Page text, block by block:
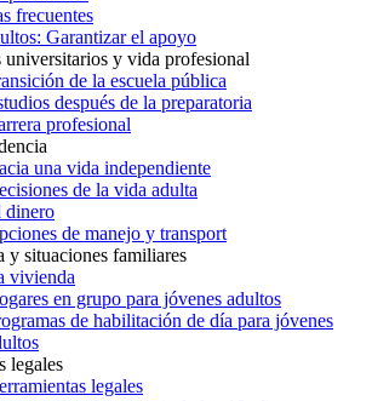
frecuentes
Garantizar el apoyo
universitarios y vida profesional
de la escuela pública
después de la preparatoria
profesional
una vida independiente
de la vida adulta
dinero
de manejo y transport
y situaciones familiares
vivienda
en grupo para jóvenes adultos
de habilitación de día para jóvenes
legales
legales